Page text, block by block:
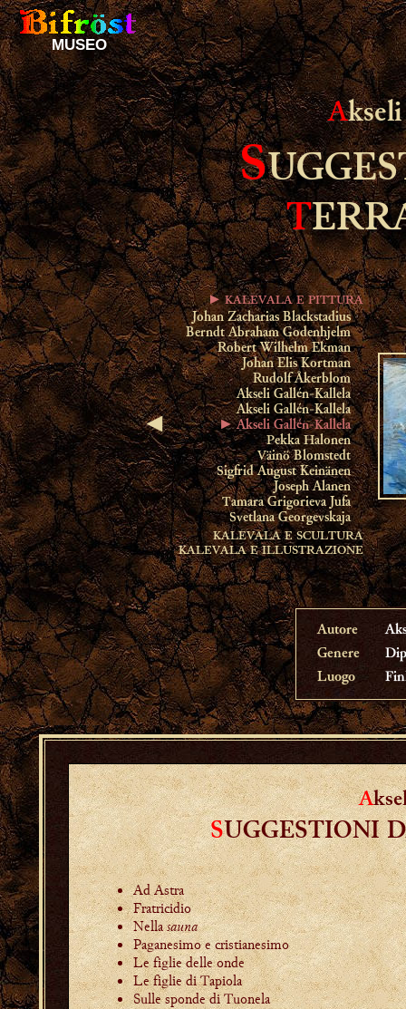
MUSEO
A
S
T
◄
► KALEVALA E PITTURA
Johan Zacharias Blackstadius
Berndt Abraham Godenhjelm
Robert Wilhelm Ekman
Johan Elis Kortman
Rudolf Åkerblom
Akseli Gallén-Kallela
Akseli Gallén-Kallela
► Akseli Gallén-Kallela
Pekka Halonen
Väinö Blomstedt
Sigfrid August Keinänen
Joseph Alanen
Tamara Grigorieva Jufa
Svetlana Georgevskaja
KALEVALA E SCULTURA
KALEVALA E ILLUSTRAZIONE
Autore
Genere
Luogo
A
SUGGESTIONI
Ad Astra
Fratricidio
Nellasauna
Paganesimo e cristianesimo
Le figlie delle onde
Le figlie di Tapiola
Sulle sponde di Tuonela